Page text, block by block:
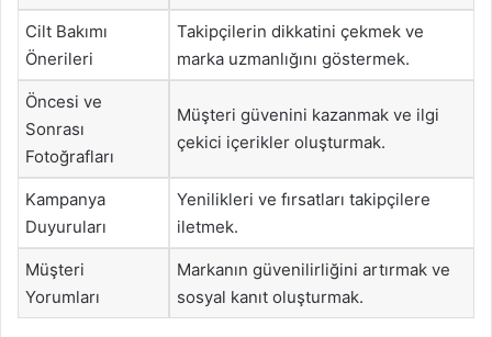
Cilt Bakımı
Önerileri
Takipçilerin dikkatini çekmek ve
marka uzmanlığını göstermek.
Öncesi ve
Sonrası
Fotoğrafları
Müşteri güvenini kazanmak ve ilgi
çekici içerikler oluşturmak.
Kampanya
Duyuruları
Yenilikleri ve fırsatları takipçilere
iletmek.
Müşteri
Yorumları
Markanın güvenilirliğini artırmak ve
sosyal kanıt oluşturmak.